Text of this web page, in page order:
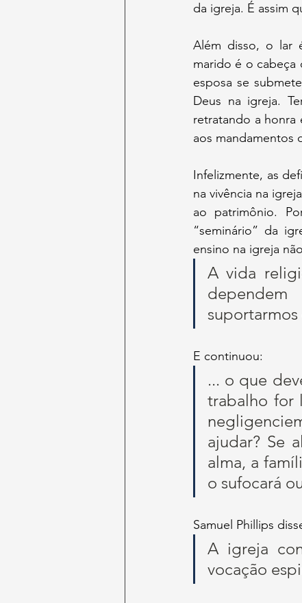
da igreja. É assim
Além disso, o lar
marido é o cabeça
esposa se
Deus na igreja.
retratando a honra
aos mandamentos
Infelizmente, as
na vivência na
ao patrimônio.
“seminário” da
ensino na igreja
A vida
E continuou:
... o que
trabalho for
ajudar? Se
alma, a
o sufocará
Samuel Phillips
A igreja
vocação